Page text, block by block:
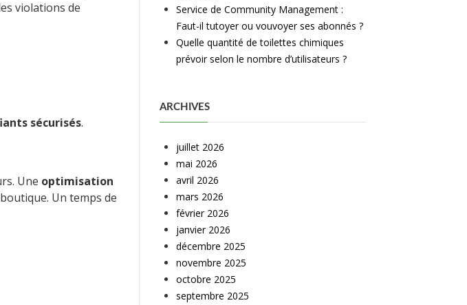
violations de
sécurisés.
Une optimisation
Un temps de
Service de Community Management :
Faut-il tutoyer ou vouvoyer ses abonnés ?
Quelle quantité de toilettes chimiques
prévoir selon le nombre d’utilisateurs ?
ARCHIVES
juillet 2026
mai 2026
avril 2026
mars 2026
février 2026
janvier 2026
décembre 2025
novembre 2025
octobre 2025
septembre 2025